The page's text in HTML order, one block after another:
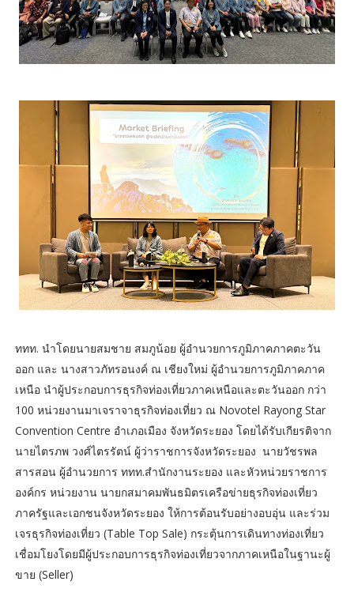
ททท. นำโดยนายสมชาย สมภูน้อย ผู้อำนวยการภูมิภาคภาคตะวัน
ออก และ นางสาวภัทรอนงค์ ณ เชียงใหม่ ผู้อำนวยการภูมิภาคภาค
เหนือ นำผู้ประกอบการธุรกิจท่องเที่ยวภาคเหนือและตะวันออก กว่า
100 หน่วยงานมาเจราจาธุรกิจท่องเที่ยว ณ Novotel Rayong Star
Convention Centre อำเภอเมือง จังหวัดระยอง โดยได้รับเกียรติจาก
นายไตรภพ วงศ์ไตรรัตน์ ผู้ว่าราชการจังหวัดระยอง นายวัชรพล
สารสอน ผู้อำนวยการ ททท.สำนักงานระยอง และหัวหน่วยราชการ
องค์กร หน่วยงาน นายกสมาคมพันธมิตรเครือข่ายธุรกิจท่องเที่ยว
ภาครัฐและเอกชนจังหวัดระยอง ให้การต้อนรับอย่างอบอุ่น และร่วม
เจรธุรกิจท่องเที่ยว (Table Top Sale) กระตุ้นการเดินทางท่องเที่ยว
เชื่อมโยงโดยมีผู้ประกอบการธุรกิจท่องเที่ยวจากภาคเหนือในฐานะผู้
ขาย (Seller)